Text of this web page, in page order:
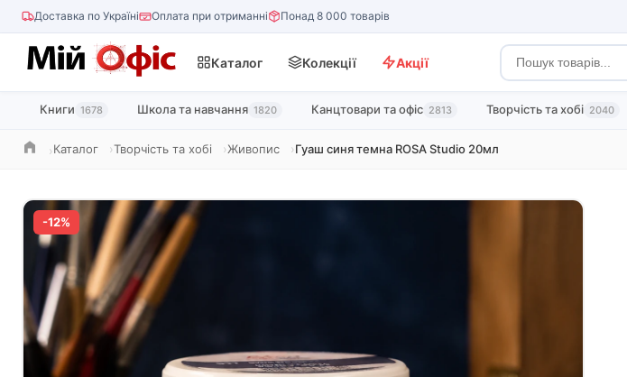
Доставка по Україні Оплата при отриманні Понад 8 000 товарів
Каталог Колекції Акції
Книги 1678 Школа та навчання 1820 Канцтовари та офіс 2813 Творчість та хобі 2040
ГоловнаКаталог Творчість та хобі Живопис Гуаш синя темна ROSA Studio 20мл
-12%